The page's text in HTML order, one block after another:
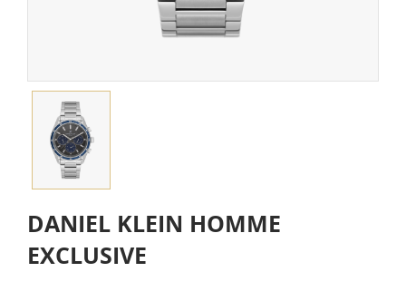
DANIEL KLEIN HOMME
EXCLUSIVE